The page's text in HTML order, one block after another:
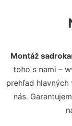
Montáž
toho s nami –
prehľad
nás.